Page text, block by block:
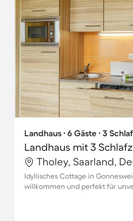
Landhaus ∙ 6 Gäste ∙ 3
Landhaus mit 3
Tholey, Saarland,
Idyllisches Cottage in
willkommen und perfekt für